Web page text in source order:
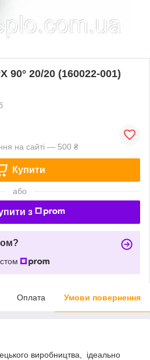
90° 20/20 (160022-001)
на сайті — 500 ₴
Купити
або
з
Оплата Умови повернення
виробництва, ідеально